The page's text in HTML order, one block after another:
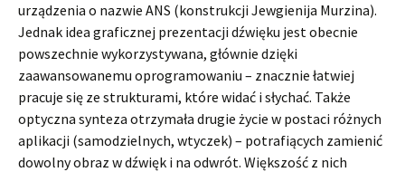
urządzenia o nazwie ANS (konstrukcji Jewgienija Murzina).
Jednak idea graficznej prezentacji dźwięku jest obecnie
powszechnie wykorzystywana, głównie dzięki
zaawansowanemu oprogramowaniu – znacznie łatwiej
pracuje się ze strukturami, które widać i słychać. Także
optyczna synteza otrzymała drugie życie w postaci różnych
aplikacji (samodzielnych, wtyczek) – potrafiących zamienić
dowolny obraz w dźwięk i na odwrót. Większość z nich